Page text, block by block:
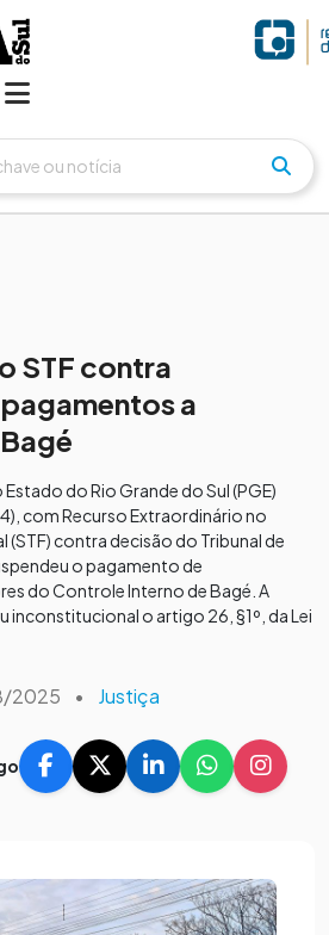
STF contra
a
do Rio Grande do Sul (PGE)
com Recurso Extraordinário no
(STF) contra decisão do Tribunal de
o pagamento de
do Controle Interno de Bagé. A
inconstitucional o artigo 26, §1º, da Lei
2025 • Justiça